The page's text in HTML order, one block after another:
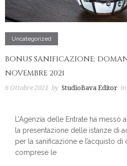
Uncategorized
BONUS SANIFICAZIONE:
NOVEMBRE 2021
6 Ottobre 2021 by StudioBava Editor in
L’Agenzia delle Entrate ha
la presentazione delle istanze di
per la sanificazione e l’acquisto
comprese le